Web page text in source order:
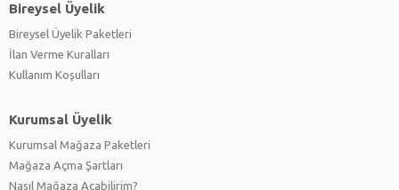
Bireysel Üyelik
Bireysel Üyelik Paketleri
İlan Verme Kuralları
Kullanım Koşulları
Kurumsal Üyelik
Kurumsal Mağaza Paketleri
Mağaza Açma Şartları
Nasıl Mağaza Açabilirim?